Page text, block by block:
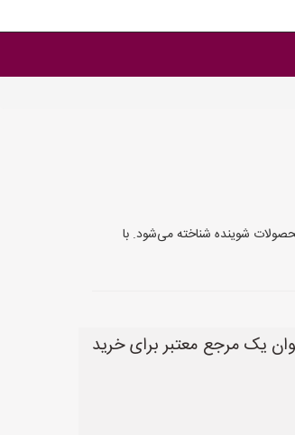
شوینده شناخته می‌شود. با
یک مرجع معتبر برای خرید